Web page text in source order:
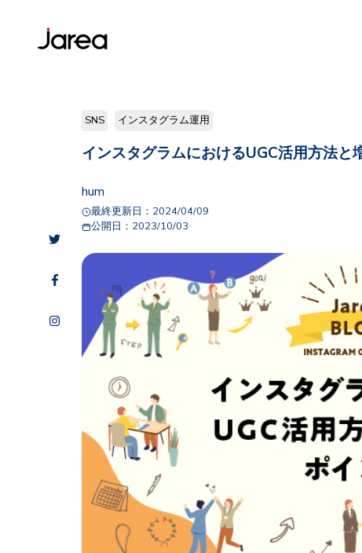
SNS インスタグラム運用
インスタグラムにおけるUGC活用方法と
hum
最終更新日： 2024/04/09
公開日： 2023/10/03